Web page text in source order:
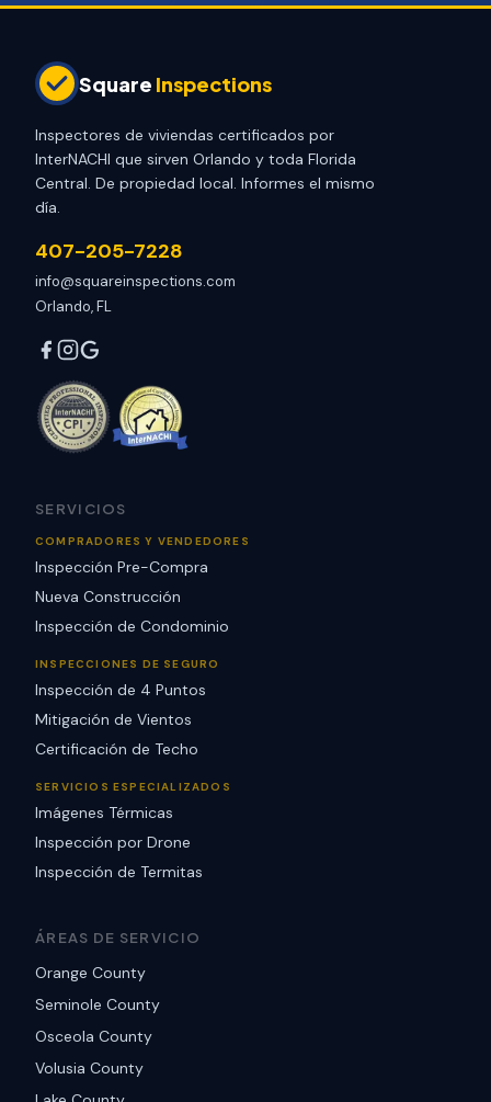
Square Inspections
Inspectores de viviendas certificados por
InterNACHI que sirven Orlando y toda Florida
Central. De propiedad local. Informes el mismo
día.
407-205-7228
info@squareinspections.com
Orlando, FL
SERVICIOS
COMPRADORES Y VENDEDORES
Inspección Pre-Compra
Nueva Construcción
Inspección de Condominio
INSPECCIONES DE SEGURO
Inspección de 4 Puntos
Mitigación de Vientos
Certificación de Techo
SERVICIOS ESPECIALIZADOS
Imágenes Térmicas
Inspección por Drone
Inspección de Termitas
ÁREAS DE SERVICIO
Orange County
Seminole County
Osceola County
Volusia County